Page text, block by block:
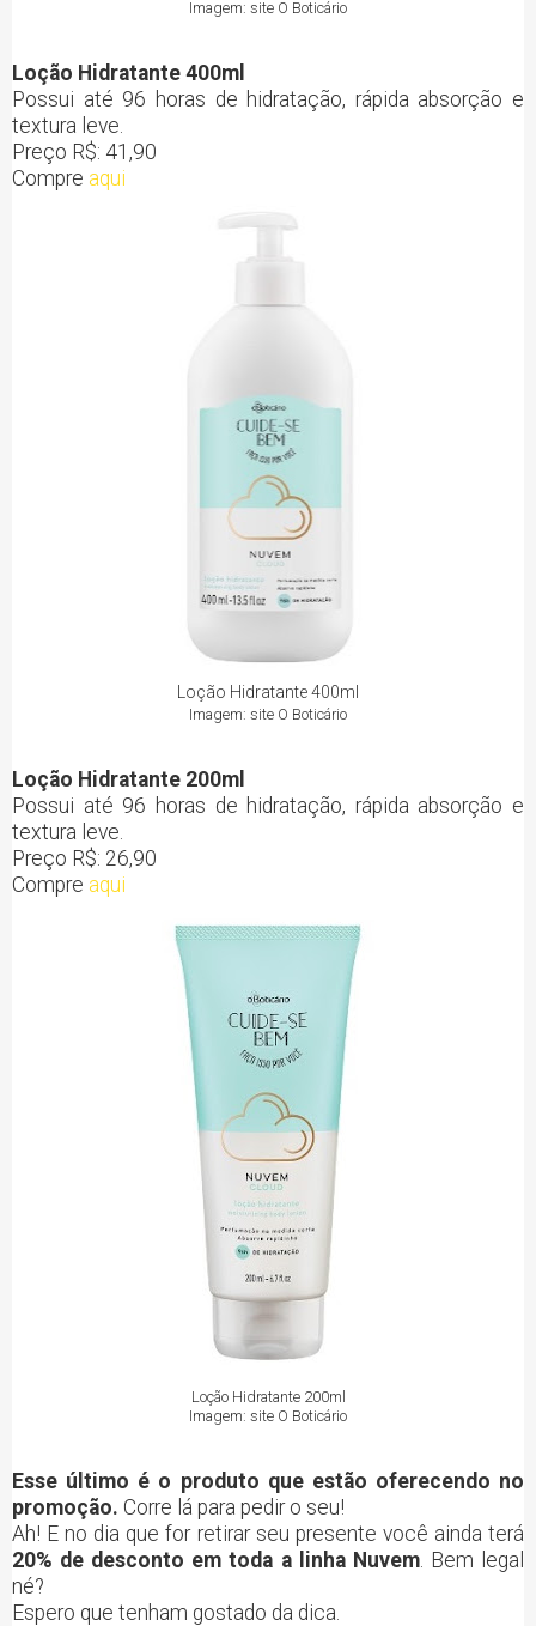
Imagem: site O Boticário
Loção Hidratante 400ml
Possui até 96 horas de hidratação, rápida absorção e
textura leve.
Preço R$: 41,90
Compre aqui
Loção Hidratante 400ml
Imagem: site O Boticário
Loção Hidratante 200ml
Possui até 96 horas de hidratação, rápida absorção e
textura leve.
Preço R$: 26,90
Compre aqui
Loção Hidratante 200ml
Imagem: site O Boticário
Esse último é o produto que estão oferecendo no
promoção. Corre lá para pedir o seu!
Ah! E no dia que for retirar seu presente você ainda terá
20% de desconto em toda a linha Nuvem. Bem legal
né?
Espero que tenham gostado da dica.